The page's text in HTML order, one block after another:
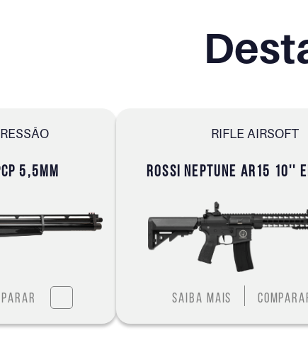
5,5MM
RIFLE AIRSOFT
ROSSI NEPTUNE AR15 10''
Saiba mais